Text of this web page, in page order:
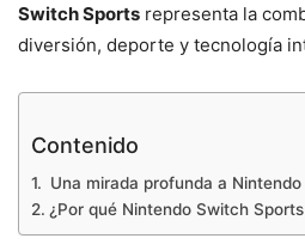
Switch Sports representa la
diversión, deporte y tecnología
Contenido
Una mirada profunda a
¿Por qué Nintendo Switch